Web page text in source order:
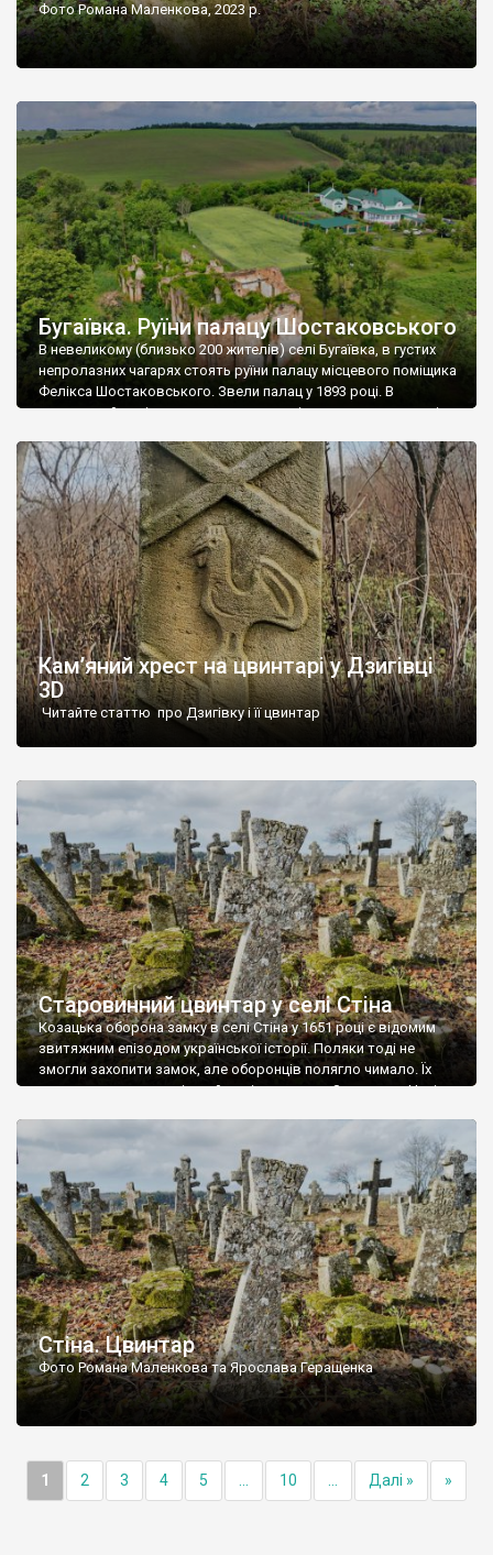
Фото Романа Маленкова, 2023 р.
Бугаївка. Руїни палацу Шостаковського
В невеликому (близько 200 жителів) селі Бугаївка, в густих
непролазних чагарях стоять руїни палацу місцевого поміщика
Фелікса Шостаковського. Звели палац у 1893 році. В
радянський період у ньому спочатку містилася школа, потім
століття тут розмістили туберкульозну лікарню. Коли із
палацу виїхала лікарня – ми точно не […]
Кам’яний хрест на цвинтарі у Дзигівці
3D
Читайте статтю про Дзигівку і її цвинтар
Старовинний цвинтар у селі Стіна
Козацька оборона замку в селі Стіна у 1651 році є відомим
звитяжним епізодом української історії. Поляки тоді не
змогли захопити замок, але оборонців полягло чимало. Їх
поховали на цвинтарі, який тоді називався Замковим. Нині на
ньому чимало хрестів 19 століття, є такі, де епітафії стер […]
Стіна. Цвинтар
Фото Романа Маленкова та Ярослава Геращенка
1 2 3 4 5 10 Далі » »